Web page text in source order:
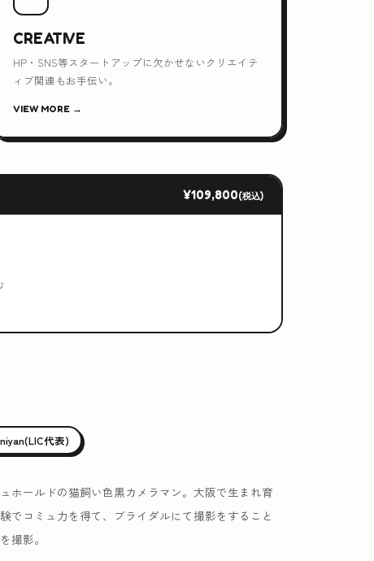
CREATIVE
HP・SNS等スタートアップに欠かせないクリエイテ
ィブ関連もお手伝い。
VIEW MORE →
¥109,800(税込)
代表)
ホールドの猫飼い色黒カメラマン。大阪で生まれ育
でコミュ力を得て、ブライダルにて撮影をすること
撮影。